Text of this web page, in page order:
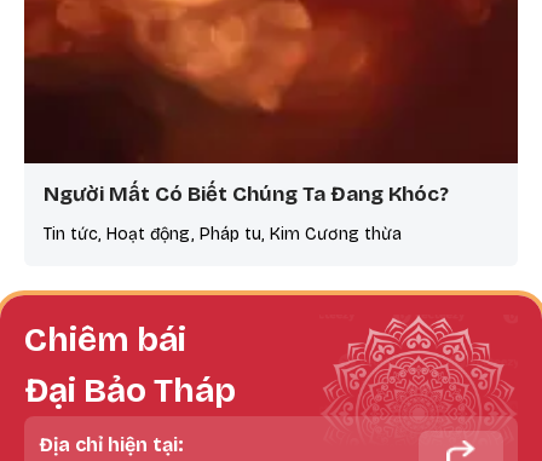
Người Mất Có Biết Chúng Ta Đang Khóc?
Tin tức, Hoạt động, Pháp tu, Kim Cương thừa
Chiêm bái
Đại Bảo Tháp
Địa chỉ hiện tại: